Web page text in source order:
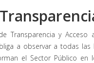
Transparencia y Acceso
a observar a todas
el Sector Público en